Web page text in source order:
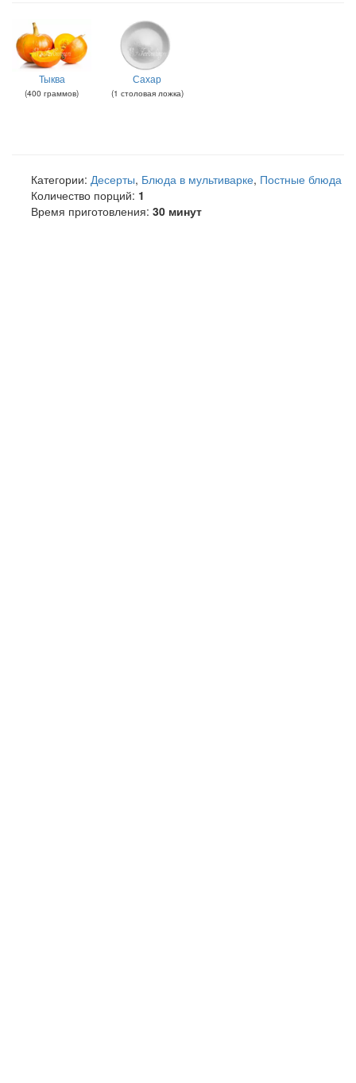
Тыква
(400 граммов)
Сахар
(1 столовая ложка)
Категории: Десерты, Блюда в мультиварке, Постные блюда
Количество порций: 1
Время приготовления: 30 минут